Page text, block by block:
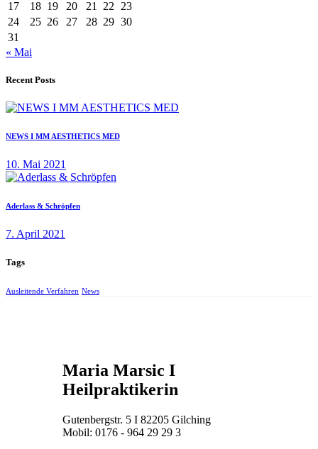
17
18 19 20 21 22
23
24
25 26 27 28 29 30
31
« Mai
Recent Posts
NEWS I MM AESTHETICS MED
10. Mai 2021
Aderlass & Schröpfen
7. April 2021
Tags
Ausleitende Verfahren News
Maria Marsic I
Heilpraktikerin
Gutenbergstr. 5 I 82205 Gilching
Mobil: 0176 - 964 29 29 3